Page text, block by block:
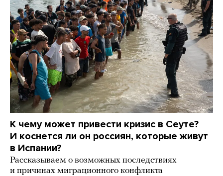
К чему может привести кризис в Сеуте?
И коснется ли он россиян, которые живут
в Испании?
Рассказываем о возможных последствиях
и причинах миграционного конфликта